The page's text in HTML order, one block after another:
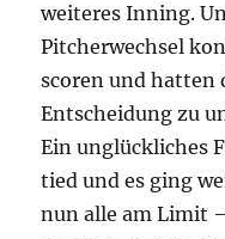
weiteres Inning.
Pitcherwechsel
scoren und hatten
Entscheidung zu
Ein unglückliches
tied und es ging
nun alle am Limit